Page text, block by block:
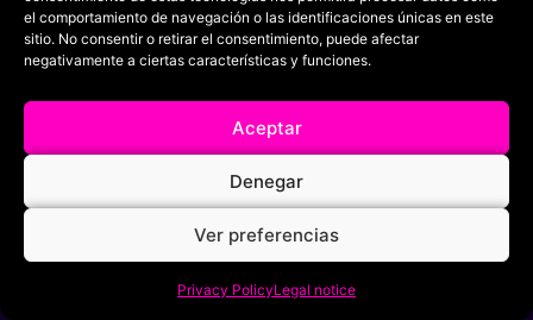
el comportamiento de navegación o las identificaciones únicas en este
sitio. No consentir o retirar el consentimiento, puede afectar
negativamente a ciertas características y funciones.
Aceptar
Denegar
Ver preferencias
Privacy PolicyLegal notice